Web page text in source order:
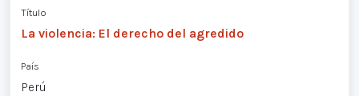
Título
La violencia: El derecho del agredido
País
Perú